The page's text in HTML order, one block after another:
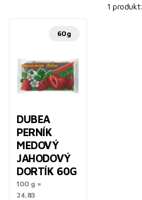
1 produkt:
60g
DUBEA
PERNÍK
MEDOVÝ
JAHODOVÝ
DORTÍK 60G
100 g =
24,83